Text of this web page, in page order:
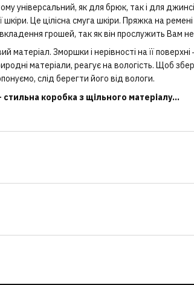
універсальний, як для брюк, так і для
шкіри. Це цілісна смуга шкіри. Пряжка на
грошей, так як він прослужить Вам не
матеріал. Зморшки і нерівності на її
матеріали, реагує на вологість. Щоб
слід берегти його від вологи.
коробка з щільного матеріалу...